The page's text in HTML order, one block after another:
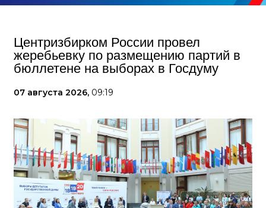
Центризбирком России провел
жеребьевку по размещению партий в
бюллетене на выборах в Госдуму
07 августа 2026, 09:19